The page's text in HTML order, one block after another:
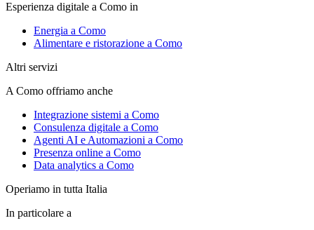
Esperienza digitale a Como in
Energia a Como
Alimentare e ristorazione a Como
Altri servizi
A Como offriamo anche
Integrazione sistemi a Como
Consulenza digitale a Como
Agenti AI e Automazioni a Como
Presenza online a Como
Data analytics a Como
Operiamo in tutta Italia
In particolare a